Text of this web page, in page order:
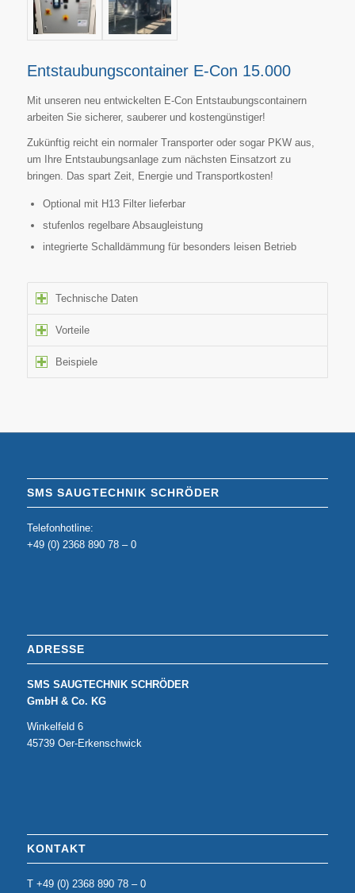
Entstaubungscontainer E-Con 15.000
Mit unseren neu entwickelten E-Con Entstaubungscontainern
arbeiten Sie sicherer, sauberer und kostengünstiger!
Zukünftig reicht ein normaler Transporter oder sogar PKW aus,
um Ihre Entstaubungsanlage zum nächsten Einsatzort zu
bringen. Das spart Zeit, Energie und Transportkosten!
Optional mit H13 Filter lieferbar
stufenlos regelbare Absaugleistung
integrierte Schalldämmung für besonders leisen Betrieb
Technische Daten
Vorteile
Beispiele
SMS SAUGTECHNIK SCHRÖDER
Telefonhotline:
+49 (0) 2368 890 78 – 0
ADRESSE
SMS SAUGTECHNIK SCHRÖDER
GmbH & Co. KG
Winkelfeld 6
45739 Oer-Erkenschwick
KONTAKT
T +49 (0) 2368 890 78 – 0